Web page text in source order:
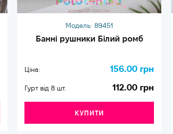
Модель: 89451
Банні рушники Білий ромб
Ціна: 156.00 грн
Гурт від 8 шт. 112.00 грн
КУПИТИ